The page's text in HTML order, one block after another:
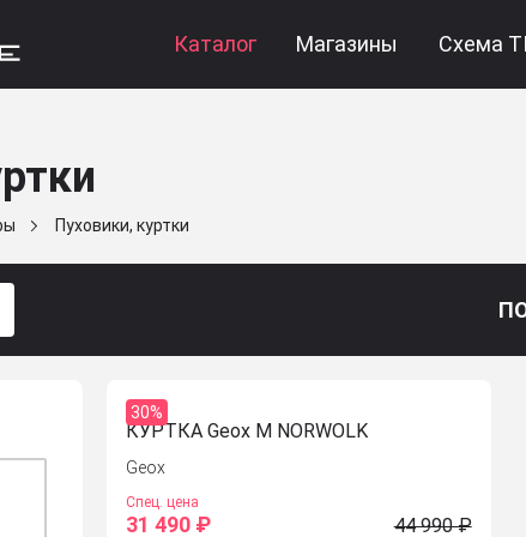
Каталог Магазины Схема
Пуховики, куртки
30%
КУРТКА Geox M NORWOLK
Geox
Спец. цена
31 490 ₽ 44 990 ₽